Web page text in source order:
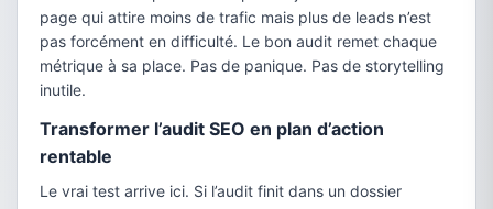
page qui attire moins de trafic mais plus de leads n’est
pas forcément en difficulté. Le bon audit remet chaque
métrique à sa place. Pas de panique. Pas de storytelling
inutile.
Transformer l’audit SEO en plan d’action
rentable
Le vrai test arrive ici. Si l’audit finit dans un dossier